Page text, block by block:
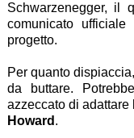
Schwarzenegger, il
comunicato
progetto.
Per quanto
da buttare.
azzeccato di adattare
Howard .